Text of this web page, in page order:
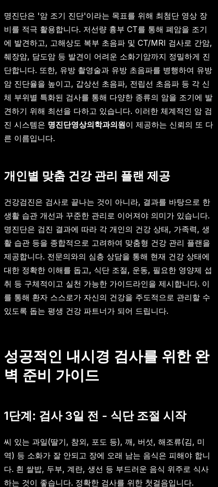
명진단은 '암 조기 진단'이라는 목표를 위해 최첨단 영상 장
비를 적극 활용합니다. 저선량 흉부 CT를 통해 폐암을 조기
에 발견하고, 고해상도 복부 초음파 및 CT/MRI 검사로 간암,
췌장암, 담도암 등 발견이 어려운 소화기암까지 정밀하게 진
단합니다. 또한, 유방 촬영술과 유방 초음파를 병행하여 유방
암 진단율을 높이고, 갑상선 초음파, 전립선 초음파 등 각 신
체 부위별 특화된 검사를 통해 다양한 종류의 암을 조기에 발
견하기 위해 최선을 다하고 있습니다. 이러한 체계적인 암 검
진 시스템은 명진단영상의학과의원이 제공하는 신뢰의 또 다
른 이름입니다.
개인별 맞춤 건강 관리 플랜 제공
건강검진은 검사로 끝나는 것이 아니라, 결과를 바탕으로 한
생활 습관 개선과 꾸준한 관리로 이어져야 의미가 있습니다.
명진단은 검진 결과에 따라 각 개인의 건강 상태, 가족력, 생
활 습관 등을 종합적으로 고려하여 맞춤형 건강 관리 플랜을
제공합니다. 전문의와의 심층 상담을 통해 현재 건강 상태에
대한 정확한 이해를 돕고, 식단 조절, 운동, 필요한 영양제 섭
취 등 구체적이고 실천 가능한 가이드라인을 제시합니다. 이
를 통해 환자 스스로가 자신의 건강을 주도적으로 관리할 수
있도록 돕는 평생 건강 파트너가 되어 드립니다.
성공적인 내시경 검사를 위한 완
벽 준비 가이드
1단계: 검사 3일 전 - 식단 조절 시작
씨 있는 과일(딸기, 참외, 포도 등), 깨, 버섯, 해조류(김, 미
역) 등 소화가 잘 안되고 장에 오래 남는 음식은 피해야 합니
다. 흰 쌀밥, 두부, 계란, 생선 등 부드러운 음식 위주로 식사
하는 것이 좋습니다. 정확한 검사를 위한 첫걸음입니다.